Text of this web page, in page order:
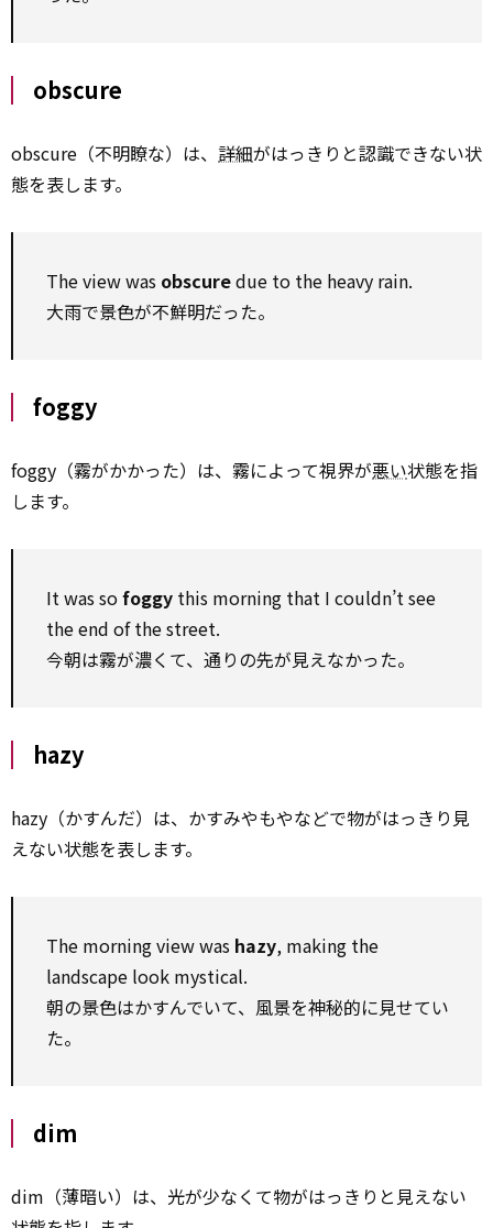
obscure
obscure（不明瞭な）は、 詳細がはっきりと認識できない状
態を表します。
The view was obscuredue to the heavy rain.
大雨で景色が不鮮明だった。
foggy
foggy（霧がかかった）は、霧によって視界が悪い状態を指
します。
It was sofoggy this morning that I couldn’t see
the end of the street.
今朝は霧が濃くて、通りの先が見えなかった。
hazy
hazy（かすんだ）は、かすみやもやなどで物がはっきり見
えない状態を表します。
The morning view was hazy, making the
landscape look mystical.
朝の景色はかすんでいて、風景を神秘的に見せてい
た。
dim
dim（薄暗い）は、光が少なくて物がはっきりと見えない